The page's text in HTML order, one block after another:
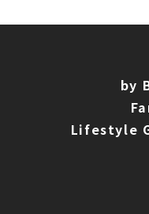
by
Lifestyle